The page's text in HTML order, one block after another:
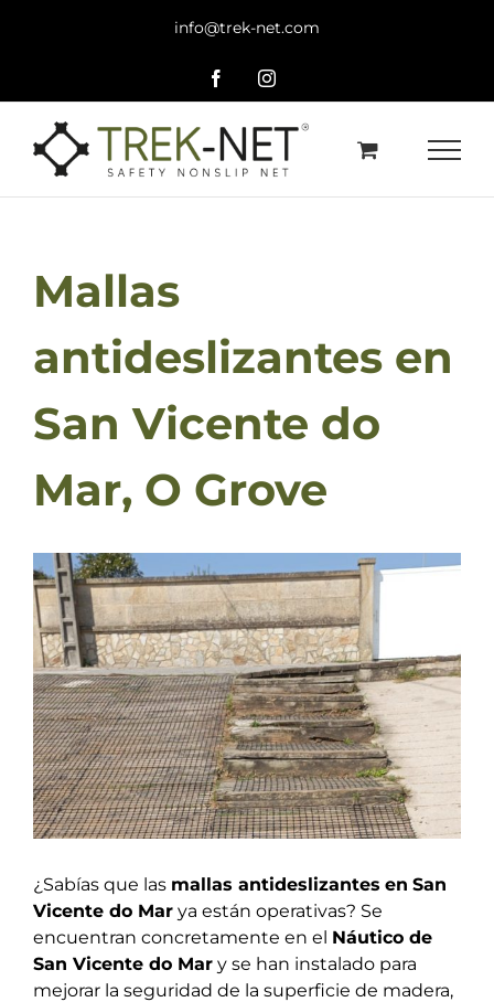
info@trek-net.com
FacebookInstagram
Mallas
antideslizantes en
San Vicente do
Mar, O Grove
View
Larger
Image
¿Sabías que las mallas antideslizantes en San
Vicente do Mar ya están operativas? Se
encuentran concretamente en el Náutico de
San Vicente do Mar y se han instalado para
mejorar la seguridad de la superficie de madera,